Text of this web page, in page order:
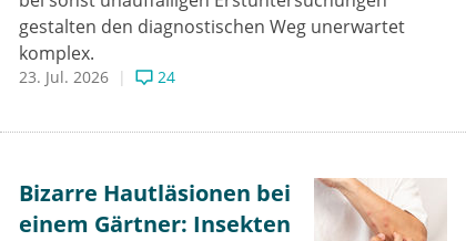
gestalten den diagnostischen Weg unerwartet
komplex.
23. Jul. 2026 24
Bizarre Hautläsionen bei
einem Gärtner: Insekten